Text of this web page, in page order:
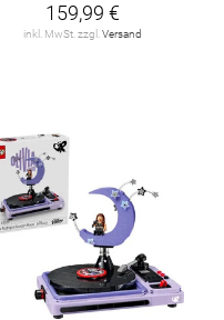
159,99 €
inkl. MwSt. zzgl.Versand